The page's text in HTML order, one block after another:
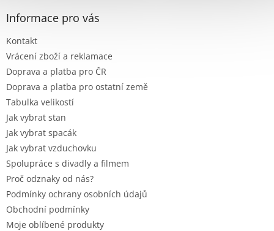
Informace pro vás
Kontakt
Vrácení zboží a reklamace
Doprava a platba pro ČR
Doprava a platba pro ostatní země
Tabulka velikostí
Jak vybrat stan
Jak vybrat spacák
Jak vybrat vzduchovku
Spolupráce s divadly a filmem
Proč odznaky od nás?
Podmínky ochrany osobních údajů
Obchodní podmínky
Moje oblíbené produkty